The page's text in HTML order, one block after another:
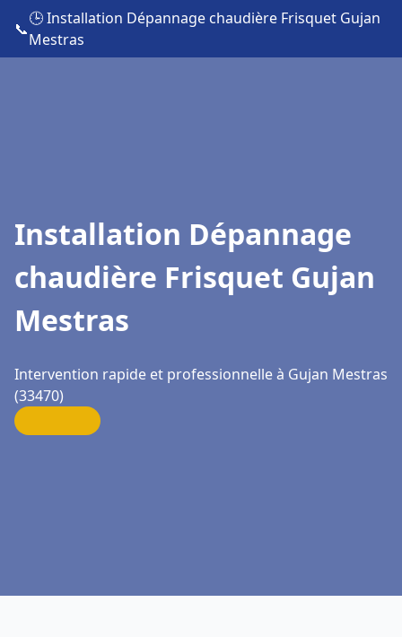
📞
🕒 Installation Dépannage chaudière Frisquet Gujan
Mestras
Installation Dépannage
chaudière Frisquet Gujan
Mestras
Intervention rapide et professionnelle à Gujan Mestras
(33470)